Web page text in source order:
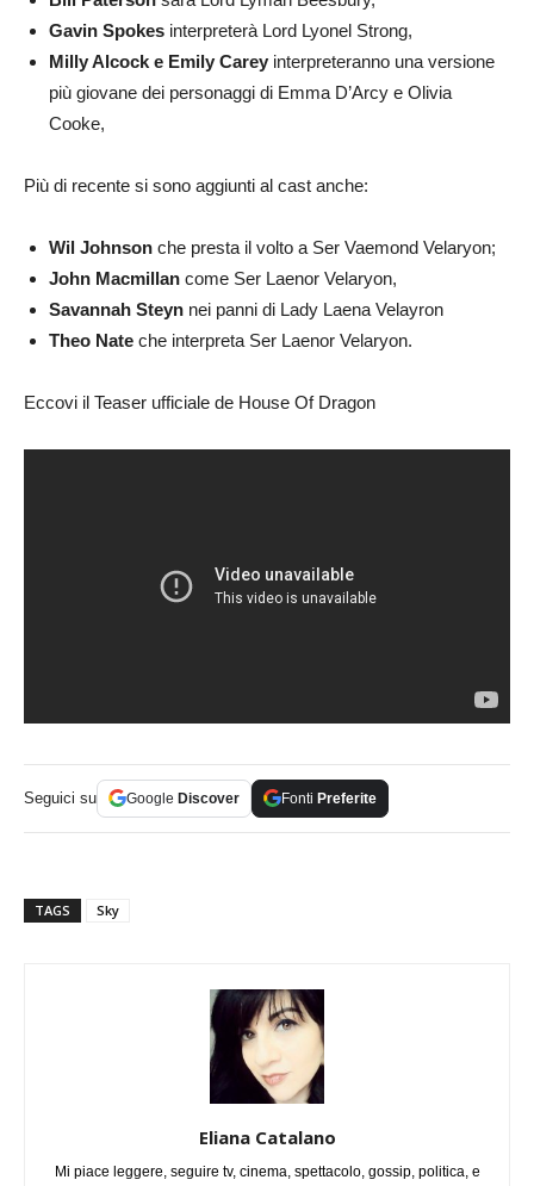
Gavin Spokes interpreterà Lord Lyonel Strong,
Milly Alcock e Emily Carey interpreteranno una versione
più giovane dei personaggi di Emma D’Arcy e Olivia
Cooke,
Più di recente si sono aggiunti al cast anche:
Wil Johnson che presta il volto a Ser Vaemond Velaryon;
John Macmillan come Ser Laenor Velaryon,
Savannah Steyn nei panni di Lady Laena Velayron
Theo Nate che interpreta Ser Laenor Velaryon.
Eccovi il Teaser ufficiale de House Of Dragon
Seguici su Google Discover Fonti Preferite
TAGS Sky
Eliana Catalano
Mi piace leggere, seguire tv, cinema, spettacolo, gossip, politica, e